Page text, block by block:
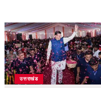
उत्तराखंड